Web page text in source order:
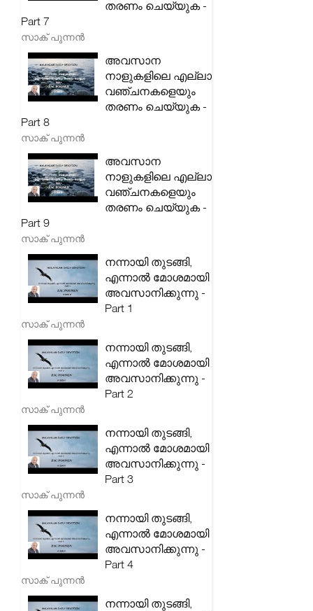
തരണം ചെയ്യുക -
Part 7
സാക് പുന്നൻ
അവസാന
നാളുകളിലെ എല്ലാ
വഞ്ചനകളെയും
തരണം ചെയ്യുക -
Part 8
സാക് പുന്നൻ
അവസാന
നാളുകളിലെ എല്ലാ
വഞ്ചനകളെയും
തരണം ചെയ്യുക -
Part 9
സാക് പുന്നൻ
നന്നായി തുടങ്ങി,
എന്നാൽ മോശമായി
അവസാനിക്കുന്നു -
Part 1
സാക് പുന്നൻ
നന്നായി തുടങ്ങി,
എന്നാൽ മോശമായി
അവസാനിക്കുന്നു -
Part 2
സാക് പുന്നൻ
നന്നായി തുടങ്ങി,
എന്നാൽ മോശമായി
അവസാനിക്കുന്നു -
Part 3
സാക് പുന്നൻ
നന്നായി തുടങ്ങി,
എന്നാൽ മോശമായി
അവസാനിക്കുന്നു -
Part 4
സാക് പുന്നൻ
നന്നായി തുടങ്ങി,